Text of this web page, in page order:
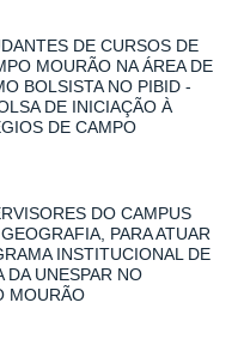
DE CURSOS DE
MOURÃO NA ÁREA DE
BOLSISTA NO PIBID -
DE INICIAÇÃO À
DE CAMPO
DO CAMPUS
PARA ATUAR
INSTITUCIONAL DE
DA UNESPAR NO
MOURÃO